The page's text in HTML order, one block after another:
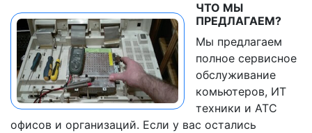
ЧТО МЫ
ПРЕДЛАГАЕМ?
Мы предлагаем
полное сервисное
обслуживание
комьютеров, ИТ
техники и АТС
офисов и организаций. Если у вас остались